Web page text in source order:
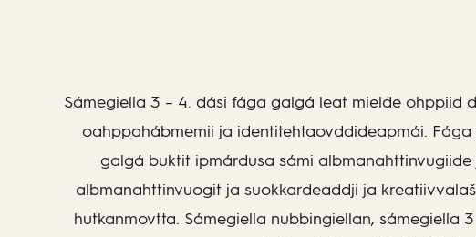
Sámegiella 3 – 4. dási fága galgá leat mielde ohppiid
oahppahábmemii ja identitehtaovddideapmái.
galgá buktit ipmárdusa sámi
albmanahttinvuogit ja suokkardeaddji ja
hutkanmovtta. Sámegiella nubbingiellan,